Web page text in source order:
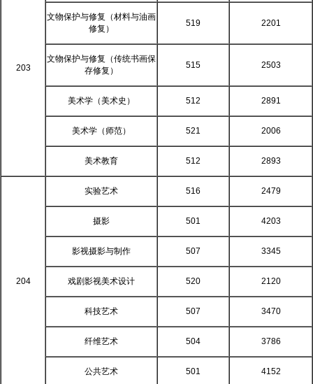
203
文物保护与修复（材料与油画
修复）
519 2201
文物保护与修复（传统书画保
存修复）
515 2503
美术学（美术史） 512 2891
美术学（师范） 521 2006
美术教育 512 2893
204
实验艺术 516 2479
摄影 501 4203
影视摄影与制作 507 3345
戏剧影视美术设计 520 2120
科技艺术 507 3470
纤维艺术 504 3786
公共艺术 501 4152